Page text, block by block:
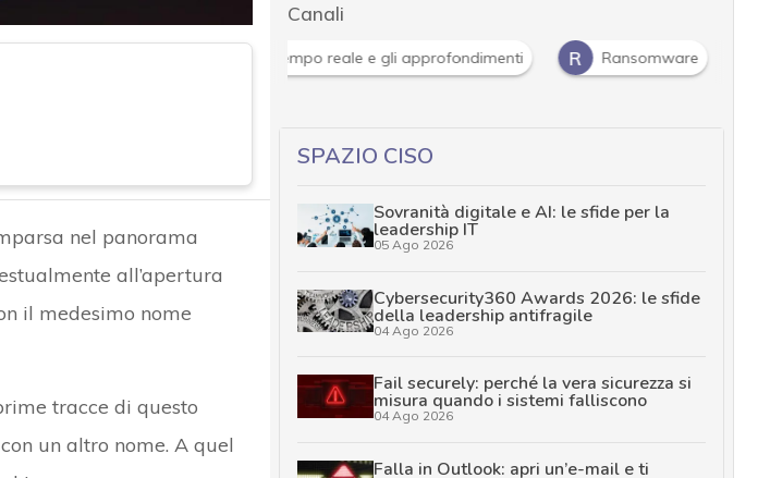
nel panorama
all’apertura
il medesimo nome
tracce di questo
un altro nome. A quel
Canali
hacker e Malware: le ultime news in tempo reale e gli approfondimenti R Ransomware
SPAZIO CISO
Sovranità digitale e AI: le sfide per la
leadership IT
05 Ago 2026
Cybersecurity360 Awards 2026: le sfide
della leadership antifragile
04 Ago 2026
Fail securely: perché la vera sicurezza si
misura quando i sistemi falliscono
04 Ago 2026
Falla in Outlook: apri un’e-mail e ti